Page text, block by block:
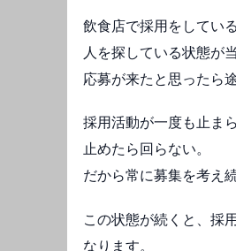
飲食店で採用をしてい
人を探している状態が
応募が来たと思ったら
採用活動が一度も止まら
止めたら回らない。
だから常に募集を考え
この状態が続くと、採
なります。